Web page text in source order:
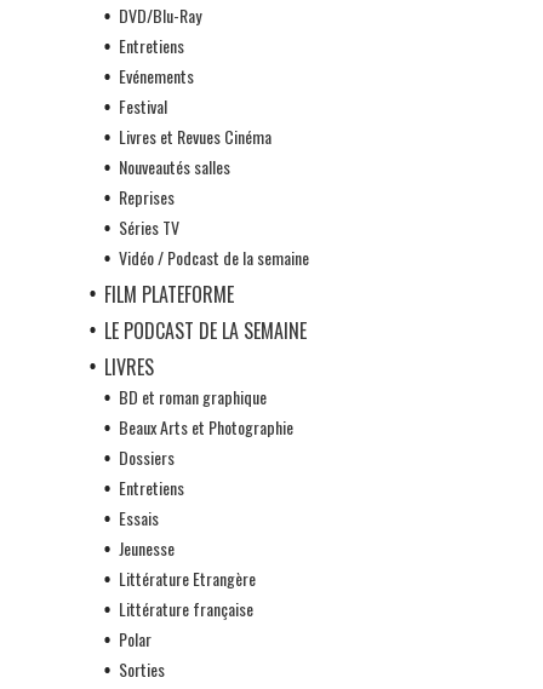
DVD/Blu-Ray
Entretiens
Evénements
Festival
Livres et Revues Cinéma
Nouveautés salles
Reprises
Séries TV
Vidéo / Podcast de la semaine
FILM PLATEFORME
LE PODCAST DE LA SEMAINE
LIVRES
BD et roman graphique
Beaux Arts et Photographie
Dossiers
Entretiens
Essais
Jeunesse
Littérature Etrangère
Littérature française
Polar
Sorties